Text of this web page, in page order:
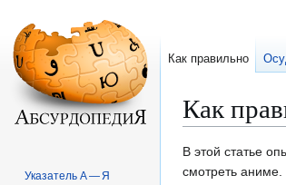
Как
Перейти
к
Перейти
к
В этой статье
смотреть аниме.
Как правильно
Указатель А — Я